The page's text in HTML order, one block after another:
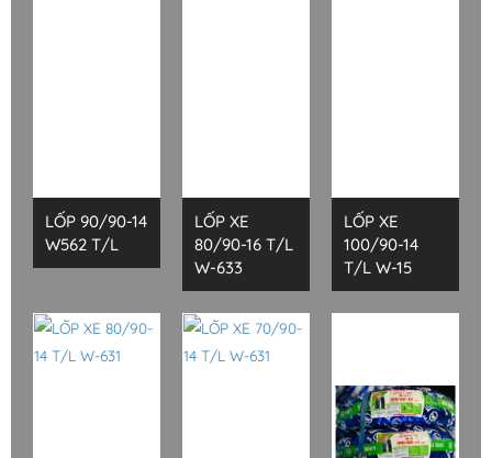
LỐP 90/90-14
W562 T/L
LỐP XE
80/90-16 T/L
W-633
LỐP XE
100/90-14
T/L W-15